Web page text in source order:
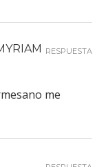
me
RESPUESTA